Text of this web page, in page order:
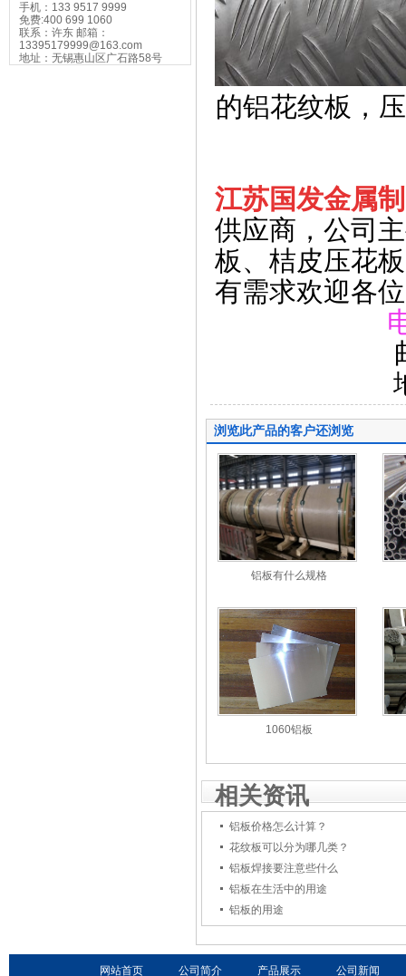
手机：133 9517 9999
免费:400 699 1060
联系：许东 邮箱：
13395179999@163.com
地址：无锡惠山区广石路58号
的铝花纹板，
江苏国发金属
供应商， 公司
板、桔皮压花
有需求欢迎各
电话2：
地址：无
浏览此产品的客户还浏览
铝板有什么规格
1060铝板
相关资讯
铝板价格怎么计算？
花纹板可以分为哪几类？
铝板焊接要注意些什么
铝板在生活中的用途
铝板的用途
网站首页 公司简介 产品展示 公司新闻